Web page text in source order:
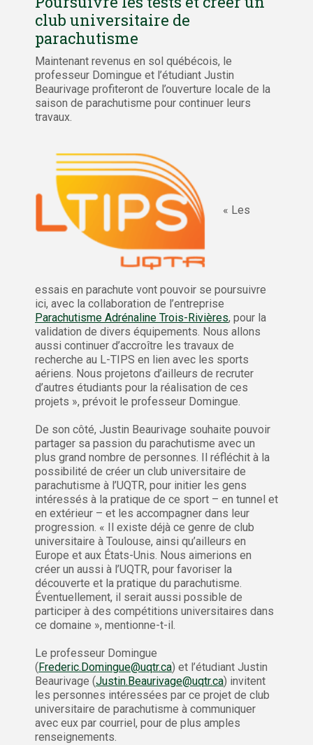
club universitaire de
parachutisme
Maintenant revenus en sol québécois, le
professeur Domingue et l’étudiant Justin
Beaurivage profiteront de l’ouverture locale de la
saison de parachutisme pour continuer leurs
travaux.
« Les
essais en parachute vont pouvoir se poursuivre
ici, avec la collaboration de l’entreprise
Parachutisme Adrénaline Trois-Rivières, pour la
validation de divers équipements. Nous allons
aussi continuer d’accroître les travaux de
recherche au L-TIPS en lien avec les sports
aériens. Nous projetons d’ailleurs de recruter
d’autres étudiants pour la réalisation de ces
projets », prévoit le professeur Domingue.
De son côté, Justin Beaurivage souhaite pouvoir
partager sa passion du parachutisme avec un
plus grand nombre de personnes. Il réfléchit à la
possibilité de créer un club universitaire de
parachutisme à l’UQTR, pour initier les gens
intéressés à la pratique de ce sport – en tunnel et
en extérieur – et les accompagner dans leur
progression. « Il existe déjà ce genre de club
universitaire à Toulouse, ainsi qu’ailleurs en
Europe et aux États-Unis. Nous aimerions en
créer un aussi à l’UQTR, pour favoriser la
découverte et la pratique du parachutisme.
Éventuellement, il serait aussi possible de
participer à des compétitions universitaires dans
ce domaine », mentionne-t-il.
Le professeur Domingue
(Frederic.Domingue@uqtr.ca) et l’étudiant Justin
Beaurivage (Justin.Beaurivage@uqtr.ca) invitent
les personnes intéressées par ce projet de club
universitaire de parachutisme à communiquer
avec eux par courriel, pour de plus amples
renseignements.